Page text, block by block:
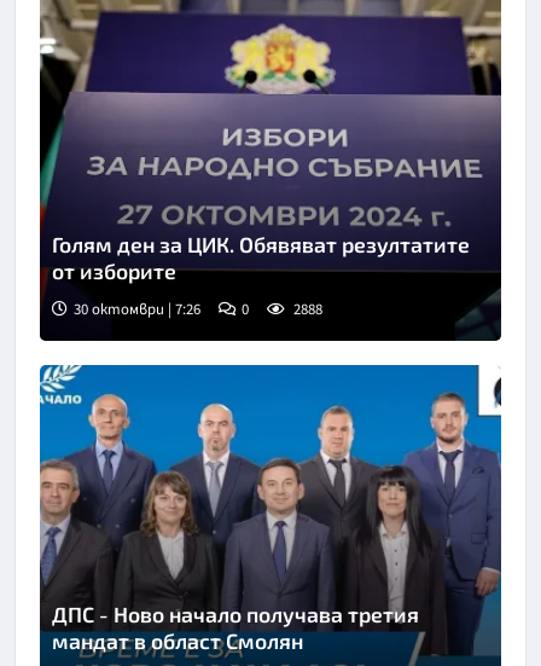
Голям ден за ЦИК. Обявяват резултатите
от изборите
30 октомври | 7:26 0 2888
ДПС - Ново начало получава третия
мандат в област Смолян